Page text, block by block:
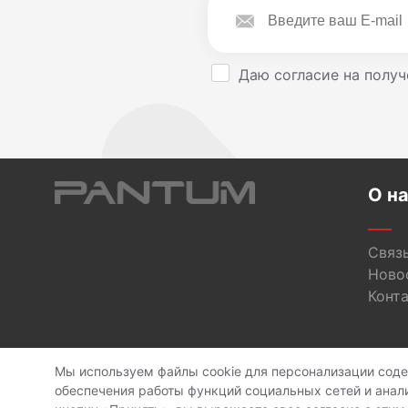
Даю согласие на
Мы используем файлы cookie для персонализации
обеспечения работы функций социальных сетей и
О
Политика